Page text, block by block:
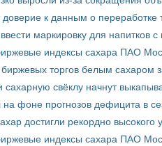
к данным о переработке
маркировку для напитков
индексы сахара ПАО
биржевых торгов белым сахаром
сахарную свёклу начнут
фоне прогнозов дефицита в
достигли рекордно высокого
индексы сахара ПАО